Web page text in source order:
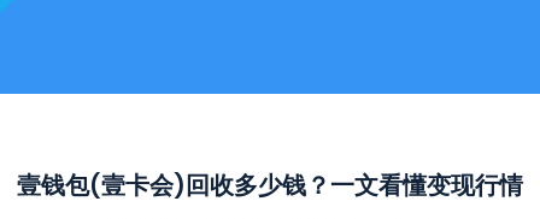
壹钱包(壹卡会)回收多少钱？一文看懂变现行情